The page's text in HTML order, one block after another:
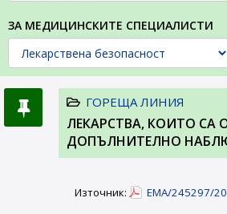
ЗА МЕДИЦИНСКИТЕ СПЕЦИАЛИСТИ
ГОРЕЩА ЛИНИЯ
ЛЕКАРСТВА, КОИТО СА
ДОПЪЛНИТЕЛНО
Източник: EMA/245297/